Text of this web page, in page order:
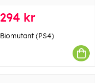
294 kr
Biomutant (PS4)